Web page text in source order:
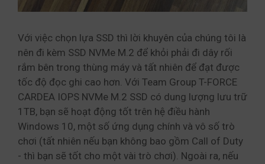
Với việc chọn lựa SSD thì lời khuyên của chúng tôi là
nên đi kèm SSD NVMe M.2 để khỏi phải đi dây rối
rắm bên trong thùng máy và tất nhiên để đạt được
tốc độ đọc ghi cao hơn. Với Team Group T-FORCE
CARDEA IOPS NVMe M.2 SSD có dung lượng lưu trữ
1TB, bạn sẽ hoạt động tốt trên hệ điều hành
Windows 10, một số ứng dụng chính và vô số trò
chơi (tất nhiên nếu bạn không bao gồm Call of Duty
- thì bạn sẽ tốt cho một vài trò chơi). Ngoài ra, nếu